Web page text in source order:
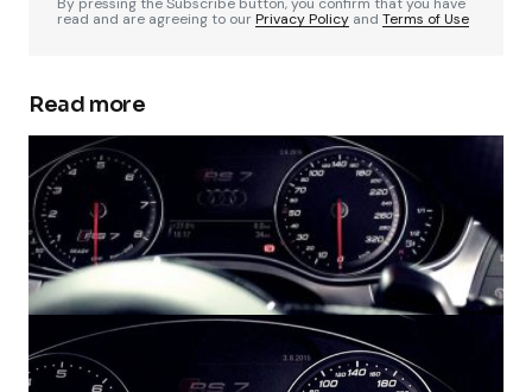
read and are agreeing to ourPrivacy Policy and Terms of Use
Read more